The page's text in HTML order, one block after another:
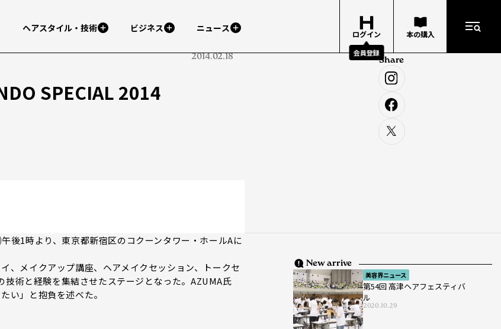
ヘアスタイル・技術 ビジネス ニュース
ログイン
会員登録
本の購入
2014.02.18
SPECIAL 2014
Share
1時より、東京都新宿区のコクーンタワー・ホールAに
、メイクアップ講座、ヘアメイクセッション、トークセ
術と経験を集結させたステージとなった。AZUMA氏
い」と抱負を述べた。
New arrive
美容界ニュース
第54回 高津ヘアフェスティバ
ル
2020.10.29